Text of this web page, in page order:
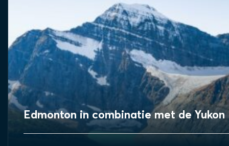
Edmonton in combinatie met de Yukon